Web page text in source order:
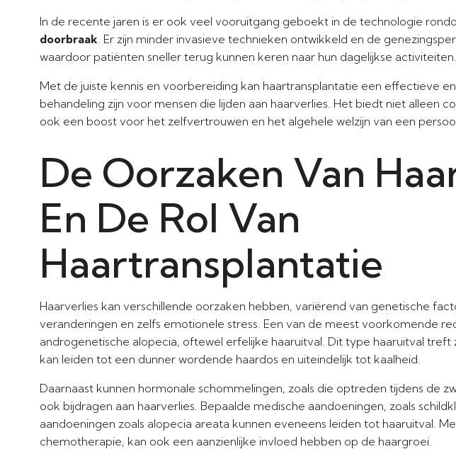
In de recente jaren is er ook veel vooruitgang geboekt in de technologie
doorbraak . Er zijn minder invasieve technieken ontwikkeld en de
waardoor patiënten sneller terug kunnen keren naar hun dagelijkse activiteiten.
Met de juiste kennis en voorbereiding kan haartransplantatie een effectieve
behandeling zijn voor mensen die lijden aan haarverlies. Het biedt niet alleen
ook een boost voor het zelfvertrouwen en het algehele welzijn van een
De Oorzaken Van
En De Rol Van
Haartransplantatie
Haarverlies kan verschillende oorzaken hebben, variërend van genetische
veranderingen en zelfs emotionele stress. Een van de meest voorkomende
androgenetische alopecia, oftewel erfelijke haaruitval. Dit type haaruitval treft
kan leiden tot een dunner wordende haardos en uiteindelijk tot kaalheid.
Daarnaast kunnen hormonale schommelingen, zoals die optreden tijdens de
ook bijdragen aan haarverlies. Bepaalde medische aandoeningen, zoals
aandoeningen zoals alopecia areata kunnen eveneens leiden tot haaruitval.
chemotherapie, kan ook een aanzienlijke invloed hebben op de haargroei.